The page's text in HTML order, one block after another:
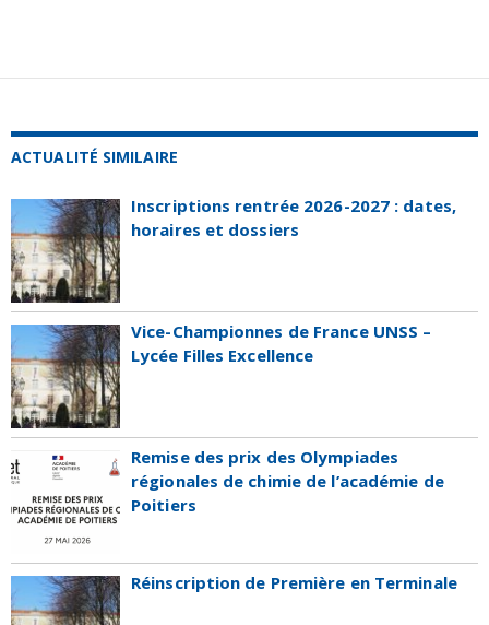
ACTUALITÉ SIMILAIRE
Inscriptions rentrée 2026-2027 : dates,
horaires et dossiers
Vice-Championnes de France UNSS –
Lycée Filles Excellence
Remise des prix des Olympiades
régionales de chimie de l’académie de
Poitiers
Réinscription de Première en Terminale